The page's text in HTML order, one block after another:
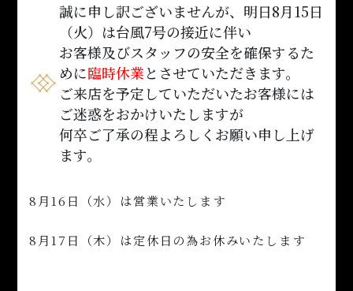
誠に申し訳ございませんが、明日8月15日
（火）は台風7号の接近に伴い
お客様及びスタッフの安全を確保するた
めに臨時休業とさせていただきます。
ご来店を予定していただいたお客様には
ご迷惑をおかけいたしますが
何卒ご了承の程よろしくお願い申し上げ
ます。
8月16日（水）は営業いたします
8月17日（木）は定休日の為お休みいたします